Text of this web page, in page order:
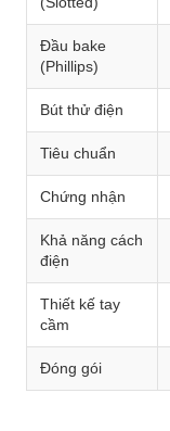
Đầu bake
(Phillips)
Bút thử điện
Tiêu chuẩn
Chứng nhận
Khả năng cách
điện
Thiết kế tay
cầm
Đóng gói